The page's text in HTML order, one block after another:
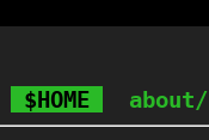
$HOME about/